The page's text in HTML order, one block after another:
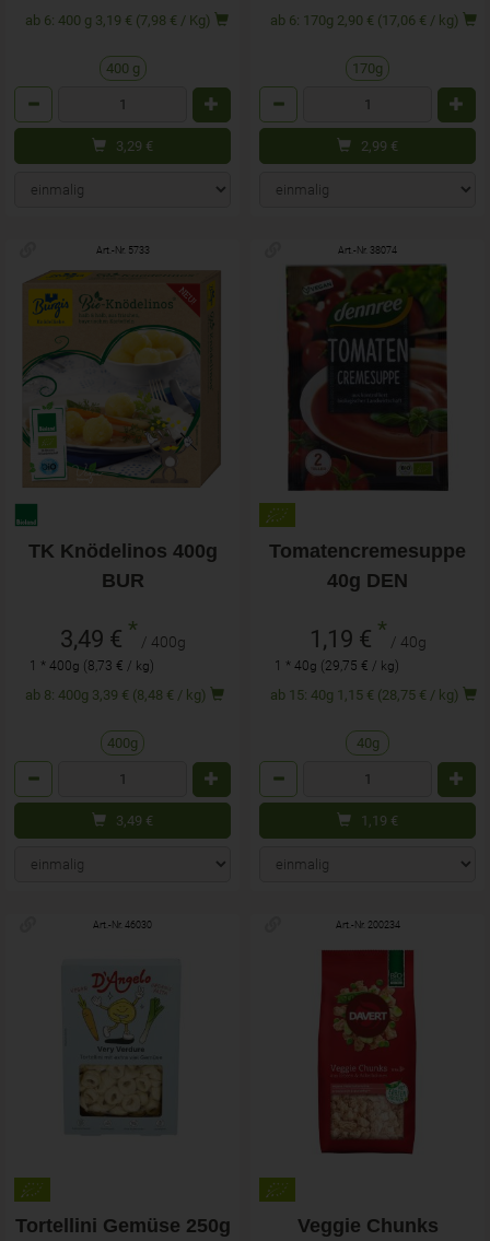
ab 6: 400 g 3,19 € (7,98 € / Kg)
400 g
3,29 €
ab 6: 170g 2,90 € (17,06 € / kg)
170g
2,99 €
Art.-Nr. 5733
TK Knödelinos 400g
BUR
3,49 € * / 400g
1 * 400g (8,73 € / kg)
ab 8: 400g 3,39 € (8,48 € / kg)
400g
3,49 €
Art.-Nr. 38074
Tomatencremesuppe
40g DEN
1,19 € * / 40g
1 * 40g (29,75 € / kg)
ab 15: 40g 1,15 € (28,75 € / kg)
40g
1,19 €
Art.-Nr. 46030
Tortellini Gemüse 250g
Art.-Nr. 200234
Veggie Chunks